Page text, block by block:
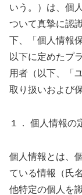
いう。）は、個
ついて真摯に認
下、「個人情報
以下に定めたプ
用者（以下、「
取り扱いおよび
１． 個人情報の
個人情報とは、
ている情報（氏
他特定の個人を